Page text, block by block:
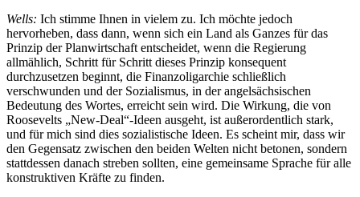
Wells: Ich stimme Ihnen in vielem zu. Ich möchte jedoch
hervorheben, dass dann, wenn sich ein Land als Ganzes für das
Prinzip der Planwirtschaft entscheidet, wenn die Regierung
allmählich, Schritt für Schritt dieses Prinzip konsequent
durchzusetzen beginnt, die Finanzoligarchie schließlich
verschwunden und der Sozialismus, in der angelsächsischen
Bedeutung des Wortes, erreicht sein wird. Die Wirkung, die von
Roosevelts „New-Deal“-Ideen ausgeht, ist außerordentlich stark,
und für mich sind dies sozialistische Ideen. Es scheint mir, dass wir
den Gegensatz zwischen den beiden Welten nicht betonen, sondern
stattdessen danach streben sollten, eine gemeinsame Sprache für alle
konstruktiven Kräfte zu finden.